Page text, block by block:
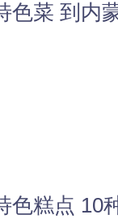
色菜 到内
色糕点 10